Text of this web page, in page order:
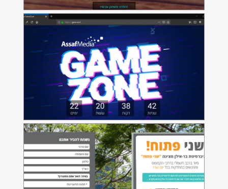
אונ' בר-אילן - שני פתוח
נספרסו